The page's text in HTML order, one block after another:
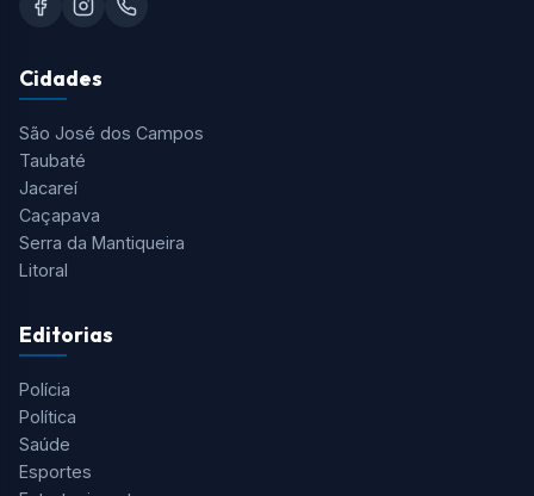
Cidades
São José dos Campos
Taubaté
Jacareí
Caçapava
Serra da Mantiqueira
Litoral
Editorias
Polícia
Política
Saúde
Esportes